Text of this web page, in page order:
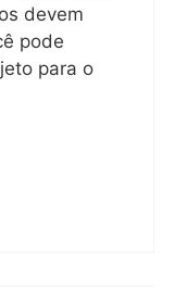
devem
pode
para o